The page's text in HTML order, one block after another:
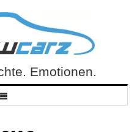
Emotionen.